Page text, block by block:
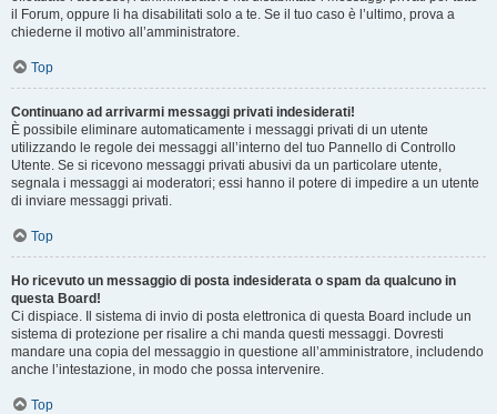
il Forum, oppure li ha disabilitati solo a te. Se il tuo caso è l’ultimo, prova a
chiederne il motivo all’amministratore.
Top
Continuano ad arrivarmi messaggi privati indesiderati!
È possibile eliminare automaticamente i messaggi privati ​​di un utente
utilizzando le regole dei messaggi all’interno del tuo Pannello di Controllo
Utente. Se si ricevono messaggi privati ​​abusivi da un particolare utente,
segnala i messaggi ai moderatori; essi hanno il potere di impedire a un utente
di inviare messaggi privati​​.
Top
Ho ricevuto un messaggio di posta indesiderata o spam da qualcuno in
questa Board!
Ci dispiace. Il sistema di invio di posta elettronica di questa Board include un
sistema di protezione per risalire a chi manda questi messaggi. Dovresti
mandare una copia del messaggio in questione all’amministratore, includendo
anche l’intestazione, in modo che possa intervenire.
Top